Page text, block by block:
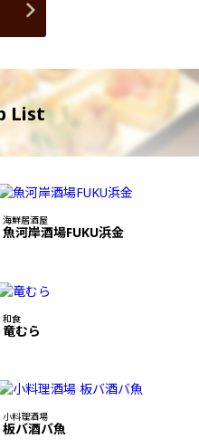
海鮮居酒屋
魚河岸酒場FUKU浜金
和食
竜むら
小料理酒場
板バ酒バ魚